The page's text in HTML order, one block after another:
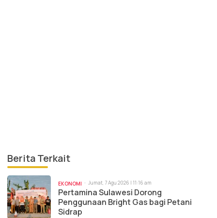
Berita Terkait
EKONOMI Jumat, 7 Agu 2026 | 11:16 am
Pertamina Sulawesi Dorong
Penggunaan Bright Gas bagi Petani
Sidrap